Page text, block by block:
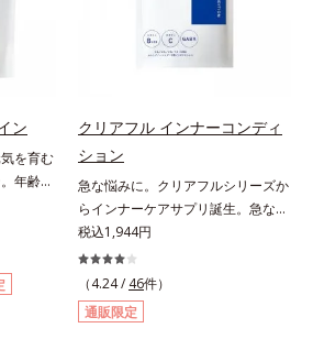
ン
を育む
年齢を
、女性
1杯で
えま
き質と
人気の
クリアフル インナーコンディ
ション
急な悩みに。クリアフルシリーズか
らインナーケアサプリ誕生。急な悩
みに。ケアに行き詰まったすべての
女性に送る、「クリアフルシリー
ズ」のオールインワンサプリメント
です。ビタミンB1とB2を配合。ビ
タミンB6とビタミンCは、タイムリ
税込1,944円
（4.24 / 46件）
通販限定